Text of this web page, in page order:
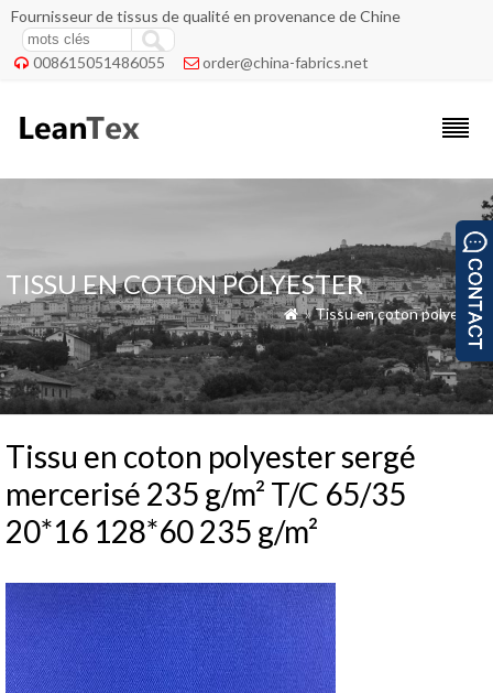
Fournisseur de tissus de qualité en provenance de Chine
 008615051486055  order@china-fabrics.net
TISSU EN COTON POLYESTER
 »Tissu en coton polyester
Tissu en coton polyester sergé
mercerisé 235 g/m² T/C 65/35
20*16 128*60 235 g/m²